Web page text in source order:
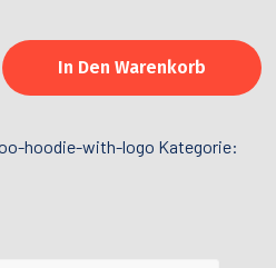
In Den Warenkorb
hoodie-with-logo Kategorie: